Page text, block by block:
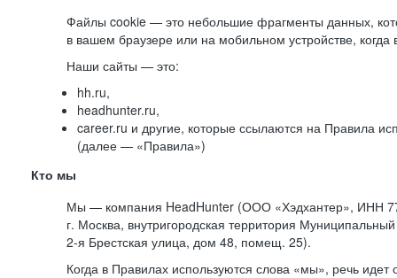
Файлы cookie — это небольшие фрагменты данных,
в вашем браузере или на мобильном устройстве,
Наши сайты — это:
hh.ru,
headhunter.ru,
career.ru и другие, которые ссылаются на Правила
(далее — «Правила»)
Кто мы
Мы — компания HeadHunter (ООО «Хэдхантер», ИНН
г. Москва, внутригородская территория Муниципальный
2-я Брестская улица, дом 48, помещ. 25).
Когда в Правилах используются слова «мы», речь